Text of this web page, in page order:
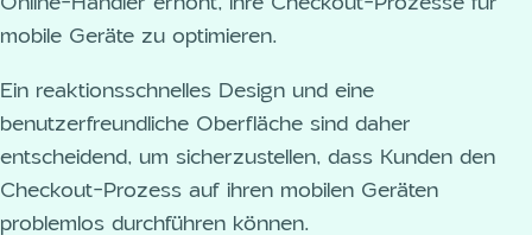
mobile Geräte zu optimieren.
Ein reaktionsschnelles Design und eine
benutzerfreundliche Oberfläche sind daher
entscheidend, um sicherzustellen, dass Kunden den
Checkout-Prozess auf ihren mobilen Geräten
problemlos durchführen können.